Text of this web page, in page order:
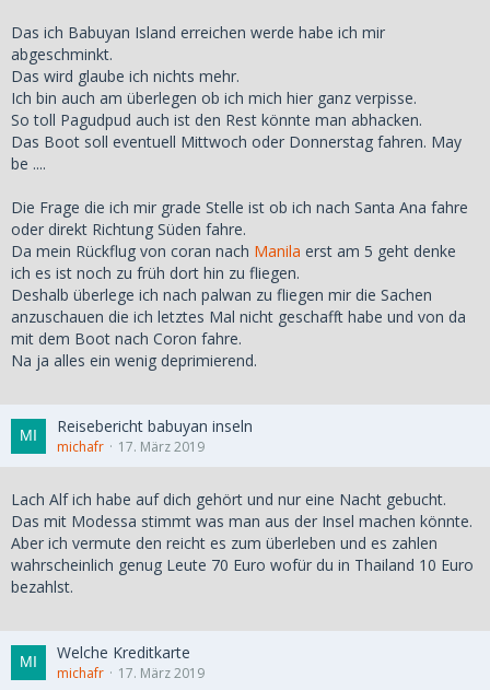
Das ich Babuyan Island erreichen werde habe ich mir
abgeschminkt.
Das wird glaube ich nichts mehr.
Ich bin auch am überlegen ob ich mich hier ganz verpisse.
So toll Pagudpud auch ist den Rest könnte man abhacken.
Das Boot soll eventuell Mittwoch oder Donnerstag fahren. May
be ....
Die Frage die ich mir grade Stelle ist ob ich nach Santa Ana fahre
oder direkt Richtung Süden fahre.
Da mein Rückflug von coran nach Manila erst am 5 geht denke
ich es ist noch zu früh dort hin zu fliegen.
Deshalb überlege ich nach palwan zu fliegen mir die Sachen
anzuschauen die ich letztes Mal nicht geschafft habe und von da
mit dem Boot nach Coron fahre.
Na ja alles ein wenig deprimierend.
Reisebericht babuyan inseln
michafr 17. März 2019
Lach Alf ich habe auf dich gehört und nur eine Nacht gebucht.
Das mit Modessa stimmt was man aus der Insel machen könnte.
Aber ich vermute den reicht es zum überleben und es zahlen
wahrscheinlich genug Leute 70 Euro wofür du in Thailand 10 Euro
bezahlst.
Welche Kreditkarte
michafr 17. März 2019